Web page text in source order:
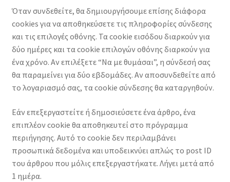
Όταν συνδεθείτε, θα δημιουργήσουμε επίσης διάφορα
cookies για να αποθηκεύσετε τις πληροφορίες σύνδεσης
και τις επιλογές οθόνης. Τα cookie εισόδου διαρκούν για
δύο ημέρες και τα cookie επιλογών οθόνης διαρκούν για
ένα χρόνο. Αν επιλέξετε “Να με θυμάσαι”, η σύνδεσή σας
θα παραμείνει για δύο εβδομάδες. Αν αποσυνδεθείτε από
το λογαριασμό σας, τα cookie σύνδεσης θα καταργηθούν.
Εάν επεξεργαστείτε ή δημοσιεύσετε ένα άρθρο, ένα
επιπλέον cookie θα αποθηκευτεί στο πρόγραμμα
περιήγησης. Αυτό το cookie δεν περιλαμβάνει
προσωπικά δεδομένα και υποδεικνύει απλώς το post ID
του άρθρου που μόλις επεξεργαστήκατε. Λήγει μετά από
1 ημέρα.